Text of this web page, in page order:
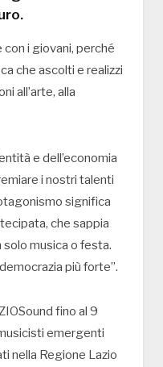
i giovani, perché
che ascolti e realizzi
all’arte, alla
e dell’economia
i nostri talenti
significa
che sappia
solo musica o festa.
più forte”.
fino al 9
emergenti
nella Regione Lazio